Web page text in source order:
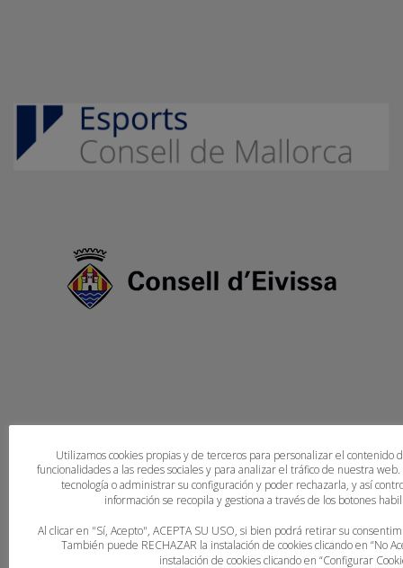
Utilizamos cookies propias y de terceros para personalizar el contenido
funcionalidades a las redes sociales y para analizar el tráfico de nuestra
tecnología o administrar su configuración y poder rechazarla, y así
información se recopila y gestiona a través de los botones
Al clicar en "Sí, Acepto", ACEPTA SU USO, si bien podrá retirar su
También puede RECHAZAR la instalación de cookies clicando en “No
instalación de cookies clicando en “Configurar